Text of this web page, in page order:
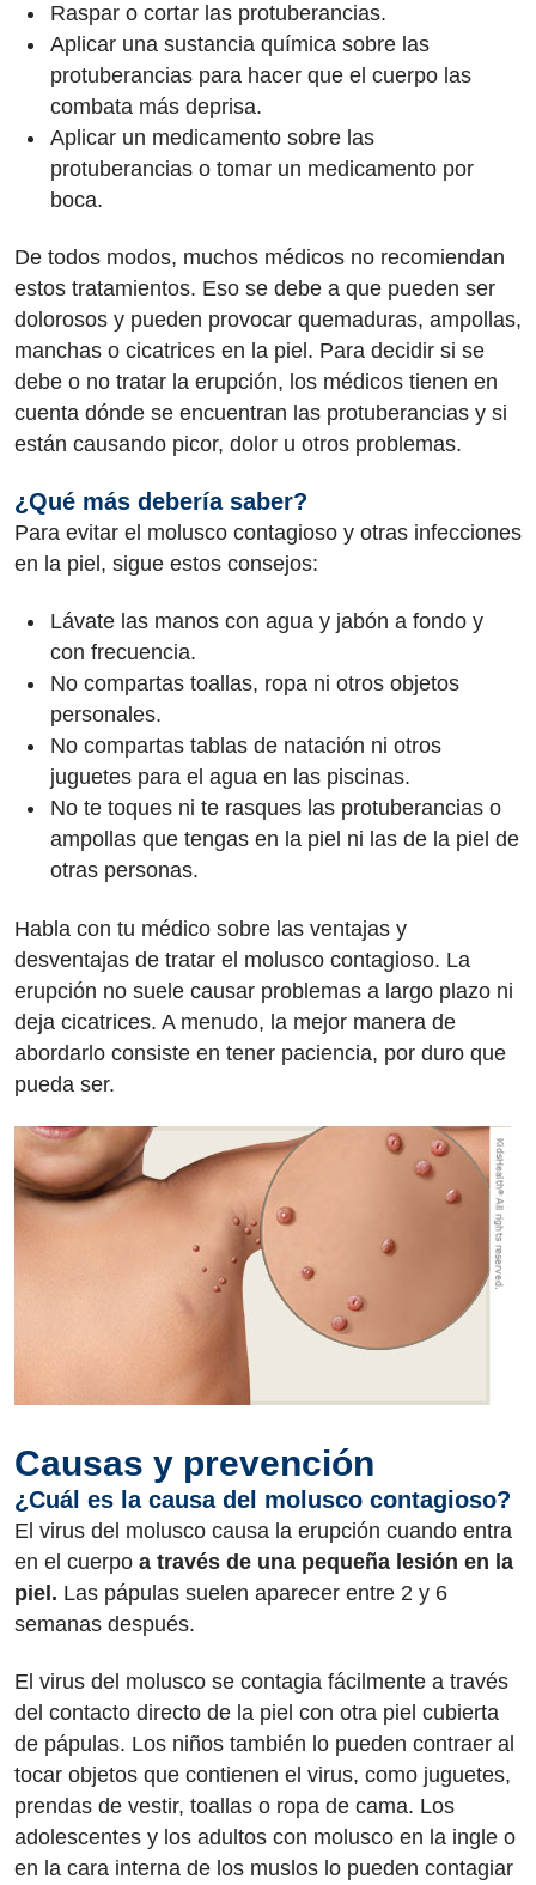
Raspar o cortar las protuberancias.
Aplicar una sustancia química sobre las
protuberancias para hacer que el cuerpo las
combata más deprisa.
Aplicar un medicamento sobre las
protuberancias o tomar un medicamento por
boca.
De todos modos, muchos médicos no recomiendan
estos tratamientos. Eso se debe a que pueden ser
dolorosos y pueden provocar quemaduras, ampollas,
manchas o cicatrices en la piel. Para decidir si se
debe o no tratar la erupción, los médicos tienen en
cuenta dónde se encuentran las protuberancias y si
están causando picor, dolor u otros problemas.
¿Qué más debería saber?
Para evitar el molusco contagioso y otras infecciones
en la piel, sigue estos consejos:
Lávate las manos con agua y jabón a fondo y
con frecuencia.
No compartas toallas, ropa ni otros objetos
personales.
No compartas tablas de natación ni otros
juguetes para el agua en las piscinas.
No te toques ni te rasques las protuberancias o
ampollas que tengas en la piel ni las de la piel de
otras personas.
Habla con tu médico sobre las ventajas y
desventajas de tratar el molusco contagioso. La
erupción no suele causar problemas a largo plazo ni
deja cicatrices. A menudo, la mejor manera de
abordarlo consiste en tener paciencia, por duro que
pueda ser.
Causas y prevención
¿Cuál es la causa del molusco contagioso?
El virus del molusco causa la erupción cuando entra
en el cuerpo a través de una pequeña lesión en la
piel. Las pápulas suelen aparecer entre 2 y 6
semanas después.
El virus del molusco se contagia fácilmente a través
del contacto directo de la piel con otra piel cubierta
de pápulas. Los niños también lo pueden contraer al
tocar objetos que contienen el virus, como juguetes,
prendas de vestir, toallas o ropa de cama. Los
adolescentes y los adultos con molusco en la ingle o
en la cara interna de los muslos lo pueden contagiar